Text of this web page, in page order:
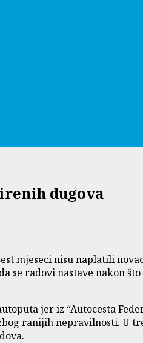
dugova
mjeseci nisu naplatili
se radovi nastave nakon
jer iz “Autocesta
ranijih nepravilnosti. U